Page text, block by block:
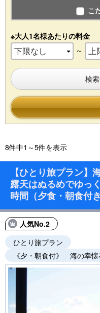
こ
※大人1名様あたりの料金
～
検
8件中1～5件を表示
【ひとり旅プラン
露天はぬるめでゆ
時間（夕食・朝食付き
人気No.2
ひとり旅プラン
《夕・朝食付》 海の幸